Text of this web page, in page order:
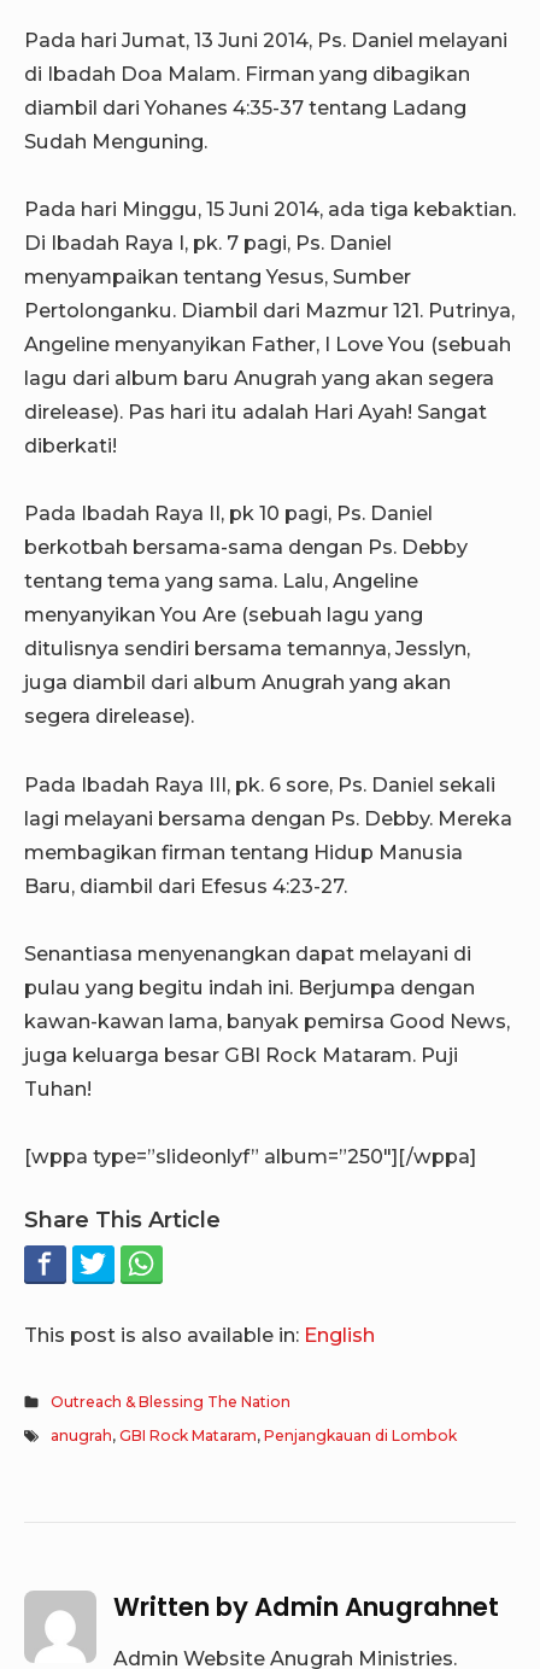
Pada hari Jumat, 13 Juni 2014, Ps. Daniel melayani
di Ibadah Doa Malam. Firman yang dibagikan
diambil dari Yohanes 4:35-37 tentang Ladang
Sudah Menguning.
Pada hari Minggu, 15 Juni 2014, ada tiga kebaktian.
Di Ibadah Raya I, pk. 7 pagi, Ps. Daniel
menyampaikan tentang Yesus, Sumber
Pertolonganku. Diambil dari Mazmur 121. Putrinya,
Angeline menyanyikan Father, I Love You (sebuah
lagu dari album baru Anugrah yang akan segera
direlease). Pas hari itu adalah Hari Ayah! Sangat
diberkati!
Pada Ibadah Raya II, pk 10 pagi, Ps. Daniel
berkotbah bersama-sama dengan Ps. Debby
tentang tema yang sama. Lalu, Angeline
menyanyikan You Are (sebuah lagu yang
ditulisnya sendiri bersama temannya, Jesslyn,
juga diambil dari album Anugrah yang akan
segera direlease).
Pada Ibadah Raya III, pk. 6 sore, Ps. Daniel sekali
lagi melayani bersama dengan Ps. Debby. Mereka
membagikan firman tentang Hidup Manusia
Baru, diambil dari Efesus 4:23-27.
Senantiasa menyenangkan dapat melayani di
pulau yang begitu indah ini. Berjumpa dengan
kawan-kawan lama, banyak pemirsa Good News,
juga keluarga besar GBI Rock Mataram. Puji
Tuhan!
[wppa type=”slideonlyf” album=”250″][/wppa]
Share This Article
This post is also available in: English
Outreach & Blessing The Nation
anugrah,GBI Rock Mataram,Penjangkauan di Lombok
Written byAdmin Anugrahnet
Admin Website Anugrah Ministries.